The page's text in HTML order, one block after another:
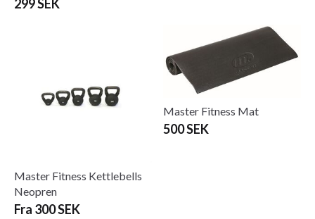
299 SEK
Master Fitness Kettlebells
Neopren
Fra 300 SEK
Master Fitness Mat
500 SEK